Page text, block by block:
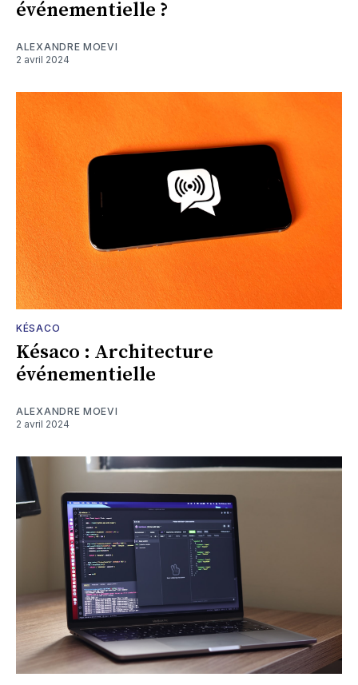
événementielle ?
ALEXANDRE MOEVI
2 avril 2024
KÉSACO
Késaco : Architecture
événementielle
ALEXANDRE MOEVI
2 avril 2024